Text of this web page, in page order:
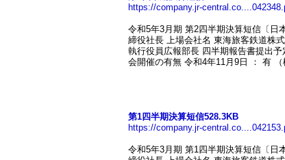
https://company.jr-
令和5年3月期 第2四半期決算短信〔日
締役社長 上場会社名 東海旅客鉄道株
執行役員広報部長 四半期報告書提出
会開催の有無 令和4年11月9日 ： 有
第1四半期決算短信528.3KB
https://company.jr-
令和5年3月期 第1四半期決算短信〔日